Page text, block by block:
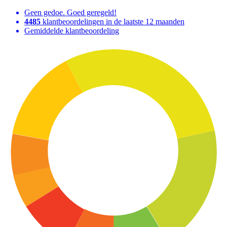
Geen gedoe. Goed geregeld!
4485 klantbeoordelingen in de laatste 12 maanden
Gemiddelde klantbeoordeling